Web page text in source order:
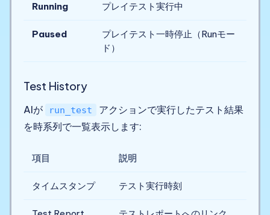
Running プレイテスト実行中
Paused
プレイテスト一時停止（Runモー
ド）
Test History
AIが run_test
アクションで実行したテスト結果
を時系列で一覧表示します:
項目 説明
タイムスタンプ テスト実行時刻